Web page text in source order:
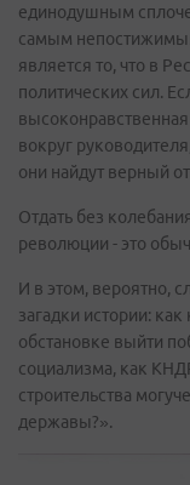
единодушным
самым
является то, что в
политических сил.
вокруг
они найдут верный
Отдать без
революции - это
И в этом, вероятно,
загадки истории:
обстановке выйти
социализма, как
строительства
державы?».